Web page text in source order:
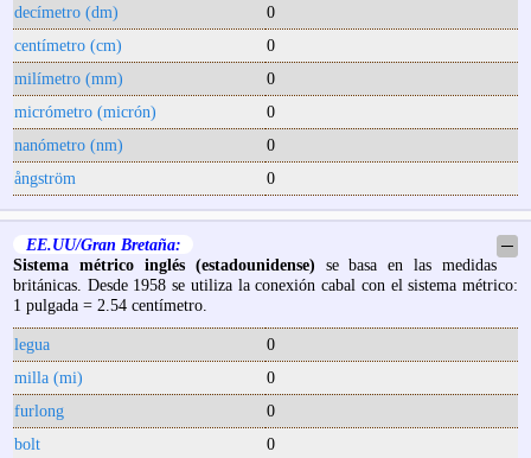
decímetro (dm)
0
centímetro (cm)
0
milímetro (mm)
0
micrómetro (micrón)
0
nanómetro (nm)
0
ångström
0
EE.UU/Gran Bretaña:
─
Sistema métrico inglés (estadounidense) se basa en las medidas
británicas. Desde 1958 se utiliza la conexión cabal con el sistema métrico:
1 pulgada = 2.54 centímetro.
legua
0
milla (mi)
0
furlong
0
bolt
0